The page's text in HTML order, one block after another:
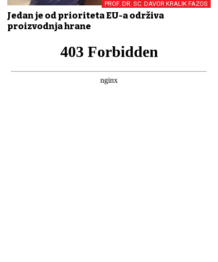
PROF. DR. SC. DAVOR KRALIK FAZOS
Jedan je od prioriteta EU-a održiva
proizvodnja hrane